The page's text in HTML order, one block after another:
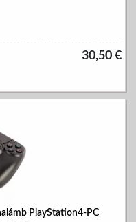
30,50 €
PlayStation4-PC